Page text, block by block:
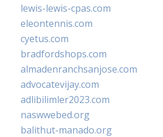
lewis-lewis-cpas.com
eleontennis.com
cyetus.com
bradfordshops.com
almadenranchsanjose.com
advocatevijay.com
adlibilimler2023.com
naswwebed.org
balithut-manado.org